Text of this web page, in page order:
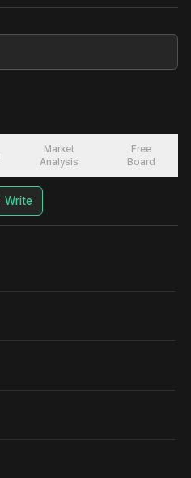
Market
Analysis
Free
Board
Write